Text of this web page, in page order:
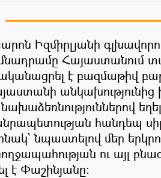
Իզմիրլյանի
Հայաստանում
է բազմաթիվ
անկախությունից
հանդեպ
նպաստելով մեր
ու այլ
է Փաշինյանը: